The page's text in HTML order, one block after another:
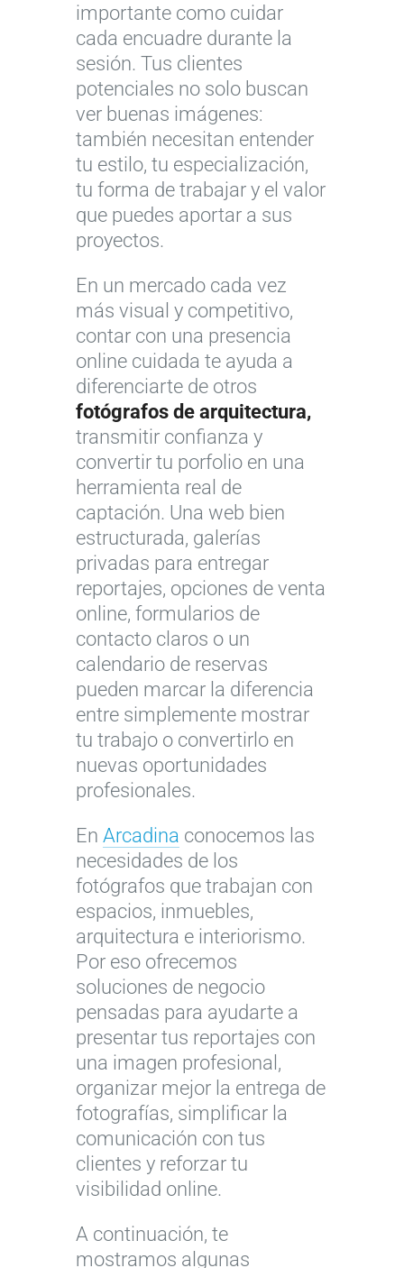
importante como cuidar
cada encuadre durante la
sesión. Tus clientes
potenciales no solo buscan
ver buenas imágenes:
también necesitan entender
tu estilo, tu especialización,
tu forma de trabajar y el valor
que puedes aportar a sus
proyectos.
En un mercado cada vez
más visual y competitivo,
contar con una presencia
online cuidada te ayuda a
diferenciarte de otros
fotógrafos de arquitectura,
transmitir confianza y
convertir tu porfolio en una
herramienta real de
captación. Una web bien
estructurada, galerías
privadas para entregar
reportajes, opciones de venta
online, formularios de
contacto claros o un
calendario de reservas
pueden marcar la diferencia
entre simplemente mostrar
tu trabajo o convertirlo en
nuevas oportunidades
profesionales.
En Arcadina conocemos las
necesidades de los
fotógrafos que trabajan con
espacios, inmuebles,
arquitectura e interiorismo.
Por eso ofrecemos
soluciones de negocio
pensadas para ayudarte a
presentar tus reportajes con
una imagen profesional,
organizar mejor la entrega de
fotografías, simplificar la
comunicación con tus
clientes y reforzar tu
visibilidad online.
A continuación, te
mostramos algunas